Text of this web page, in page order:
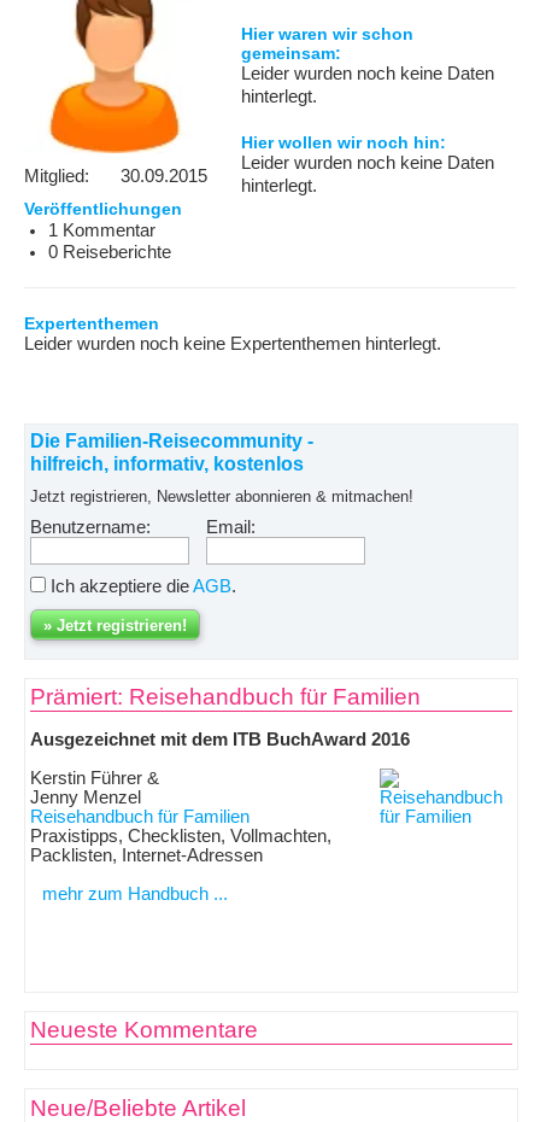
Mitglied:
30.09.2015
Veröffentlichungen
1 Kommentar
0 Reiseberichte
Hier waren wir schon
gemeinsam:
Leider wurden noch keine Daten
hinterlegt.
Hier wollen wir noch hin:
Leider wurden noch keine Daten
hinterlegt.
Expertenthemen
Leider wurden noch keine Expertenthemen hinterlegt.
Die Familien-Reisecommunity -
hilfreich, informativ, kostenlos
Jetzt registrieren, Newsletter abonnieren & mitmachen!
Benutzername: Email:
Ich akzeptiere dieAGB.
Prämiert: Reisehandbuch für Familien
Ausgezeichnet mit dem ITB BuchAward 2016
Kerstin Führer &
Jenny Menzel
Reisehandbuch für Familien
Praxistipps, Checklisten, Vollmachten,
Packlisten, Internet-Adressen
mehr zum Handbuch ...
Neueste Kommentare
Neue/Beliebte Artikel